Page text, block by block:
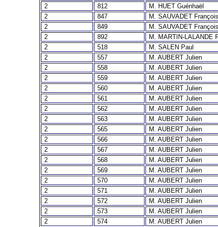
2
812
M. HUET Guénhaël
2
847
M. SAUVADET
2
849
M. SAUVADET
2
892
M. MARTIN-LALANDE
2
518
M. SALEN Paul
2
557
M. AUBERT Julien
2
558
M. AUBERT Julien
2
559
M. AUBERT Julien
2
560
M. AUBERT Julien
2
561
M. AUBERT Julien
2
562
M. AUBERT Julien
2
563
M. AUBERT Julien
2
565
M. AUBERT Julien
2
566
M. AUBERT Julien
2
567
M. AUBERT Julien
2
568
M. AUBERT Julien
2
569
M. AUBERT Julien
2
570
M. AUBERT Julien
2
571
M. AUBERT Julien
2
572
M. AUBERT Julien
2
573
M. AUBERT Julien
2
574
M. AUBERT Julien